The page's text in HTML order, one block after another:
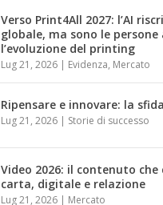
Verso Print4All 2027: l’AI
globale, ma sono le persone
l’evoluzione del printing
Lug 21, 2026 | Evidenza, Mercato
Ripensare e innovare: la
Lug 21, 2026 | Storie di successo
Video 2026: il contenuto
carta, digitale e relazione
Lug 21, 2026 | Mercato